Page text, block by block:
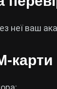
неї ваш
карти